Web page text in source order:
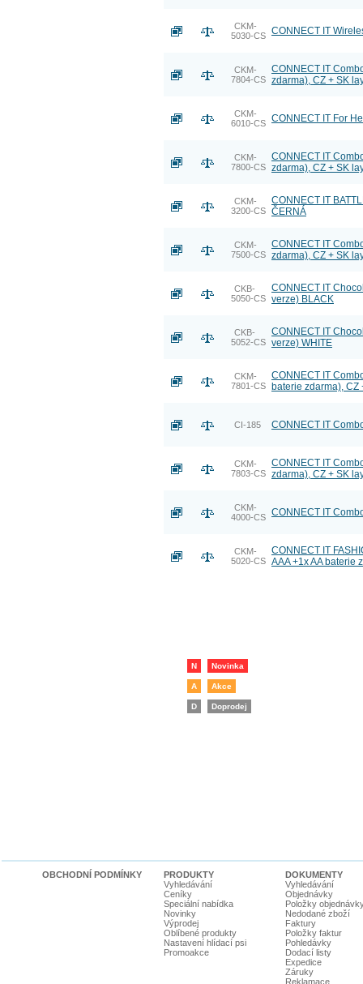
CKM-
5030-CS CONNECT IT
CKM-
7804-CS
CONNECT IT
zdarma), CZ + SK
CKM-
6010-CS CONNECT IT For
CKM-
7800-CS
CONNECT IT
zdarma), CZ + SK
CKM-
3200-CS
CONNECT IT
ČERNÁ
CKM-
7500-CS
CONNECT IT
zdarma), CZ + SK
CKB-
5050-CS
CONNECT IT
verze) BLACK
CKB-
5052-CS
CONNECT IT
verze) WHITE
CKM-
7801-CS
CONNECT IT
baterie zdarma), CZ
CI-185 CONNECT IT
CKM-
7803-CS
CONNECT IT
zdarma), CZ + SK
CKM-
4000-CS CONNECT IT
CKM-
5020-CS
CONNECT IT
AAA +1x AA baterie
N Novinka
A Akce
D Doprodej
OBCHODNÍ PODMÍNKY
PRODUKTY
Vyhledávání
Ceníky
Speciální nabídka
Novinky
Výprodej
Oblíbené produkty
Nastavení hlídací psi
Promoakce
DOKUMENTY
Vyhledávání
Objednávky
Položky
Nedodané zboží
Faktury
Položky faktur
Pohledávky
Dodací listy
Expedice
Záruky
Reklamace